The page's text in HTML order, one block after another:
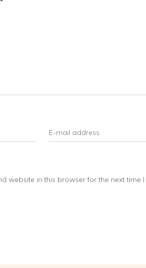
website in this browser for the next time